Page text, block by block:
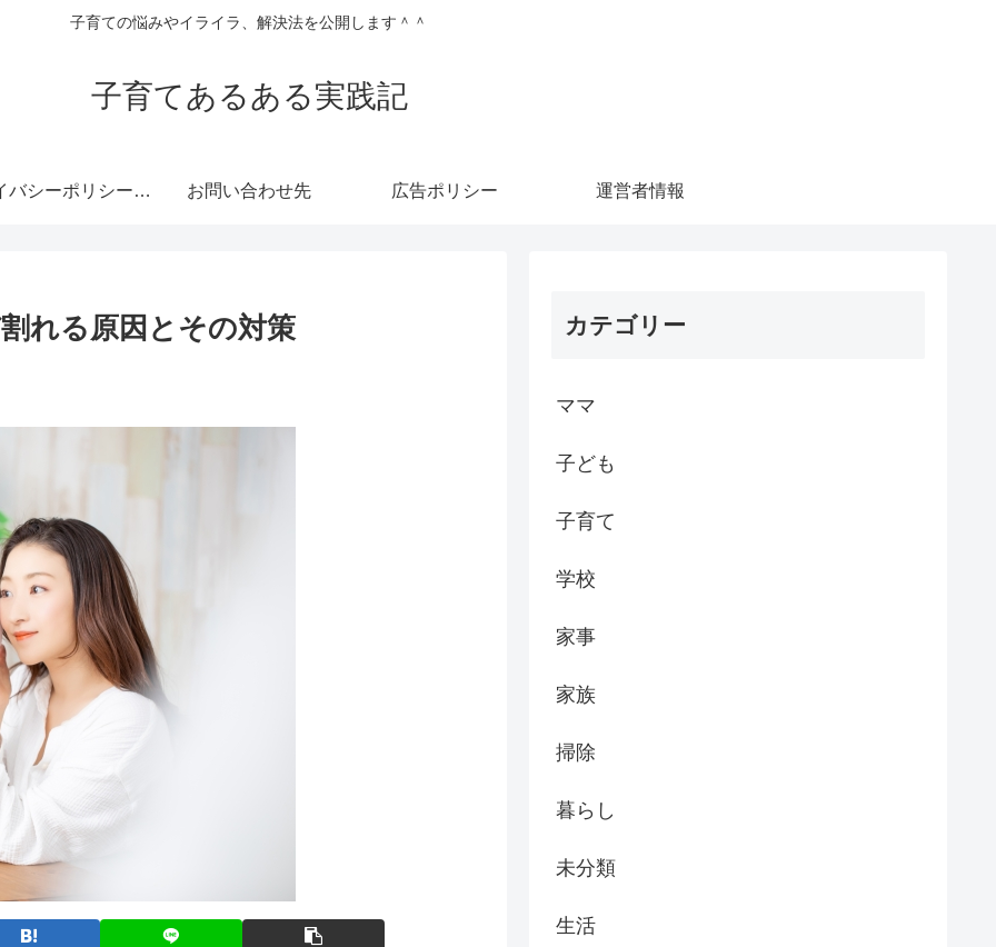
子育ての悩みやイライラ、解決法を公開します＾＾
子育てあるある実践記
プライバシーポリシー・免責事項 お問い合わせ先 広告ポリシー 運営者情報
れる原因とその対策 カテゴリー
ママ
子ども
子育て
学校
家事
家族
掃除
暮らし
未分類
生活